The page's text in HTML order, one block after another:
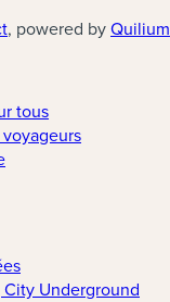
(nouvelle fenêtre)
, powered byQuilium
tous
Underground